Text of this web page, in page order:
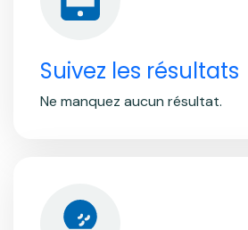
Suivez les résultats
Ne manquez aucun résultat.